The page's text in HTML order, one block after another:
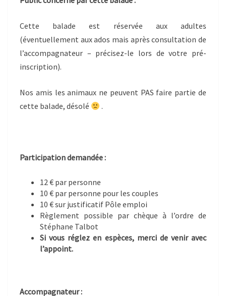
Cette balade est réservée aux adultes
(éventuellement aux ados mais après consultation de
l’accompagnateur – précisez-le lors de votre pré-
inscription).
Nos amis les animaux ne peuvent PAS faire partie de
cette balade, désolé
.
Participation demandée :
12 € par personne
10 € par personne pour les couples
10 € sur justificatif Pôle emploi
Règlement possible par chèque à l’ordre de
Stéphane Talbot
Si vous réglez en espèces, merci de venir avec
l’appoint.
Accompagnateur :